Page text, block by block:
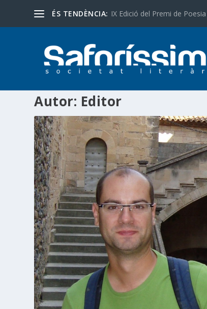
ÉS TENDÈNCIA: IX Edició del Premi de
Autor: Editor